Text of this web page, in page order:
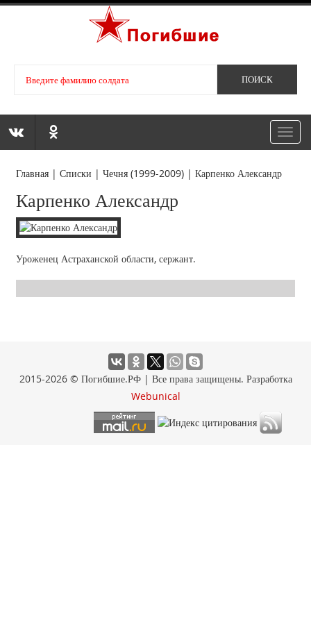
Главная |Списки |Чечня (1999-2009) |Карпенко Александр
Карпенко Александр
Уроженец Астраханской области, сержант.
2015-2026 © Погибшие.РФ | Все права защищены. Разработка
Webunical